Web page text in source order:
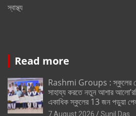
স্বাস্থ্য
Read more
Rashmi Groups : স্কুলের
সাহায্য করতে নতুন আশার
একাধিক স্কুলের 13 জন পড়ুয়া
7 August 2026 Sunil Das